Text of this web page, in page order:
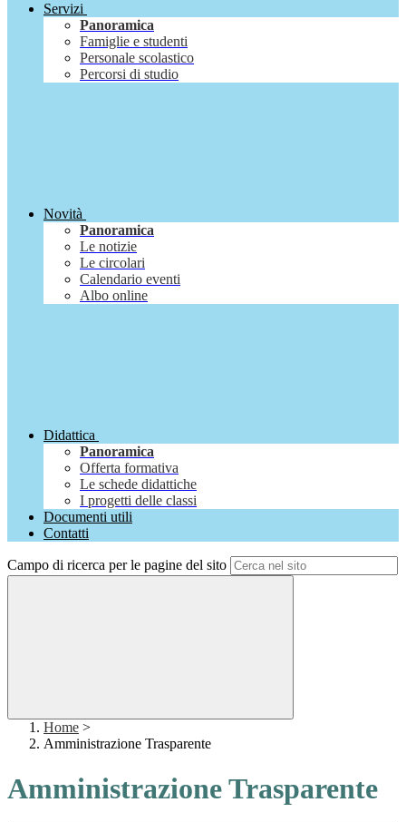
Servizi
Panoramica
Famiglie e studenti
Personale scolastico
Percorsi di studio
Novità
Panoramica
Le notizie
Le circolari
Calendario eventi
Albo online
Didattica
Panoramica
Offerta formativa
Le schede didattiche
I progetti delle classi
Documenti utili
Contatti
Campo di ricerca per le pagine del sito
Home >
Amministrazione Trasparente
Amministrazione Trasparente